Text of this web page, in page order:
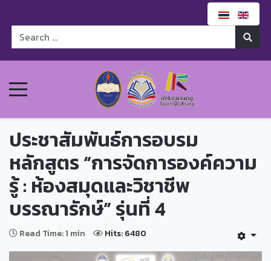
ประชาสัมพันธ์การอบรม
หลักสูตร “การจัดการองค์ความ
รู้ : ห้องสมุดและวิชาชีพ
บรรณารักษ์” รุ่นที่ 4
Read Time: 1 min Hits: 6480